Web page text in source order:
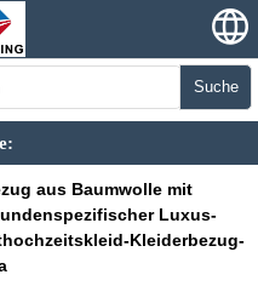
Suche
aus Baumwolle mit
Luxus-
Kleiderbezug-